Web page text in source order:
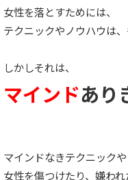
女性を落とすためには、
テクニックやノウハウは、
しかしそれは、
マインドあり
マインドなきテクニックや
女性を傷つけたり、嫌わ